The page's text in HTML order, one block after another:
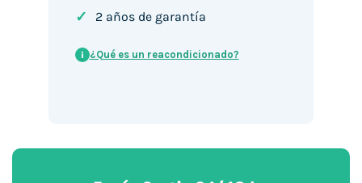
✓ 2 años de garantía
i ¿Qué es un reacondicionado?